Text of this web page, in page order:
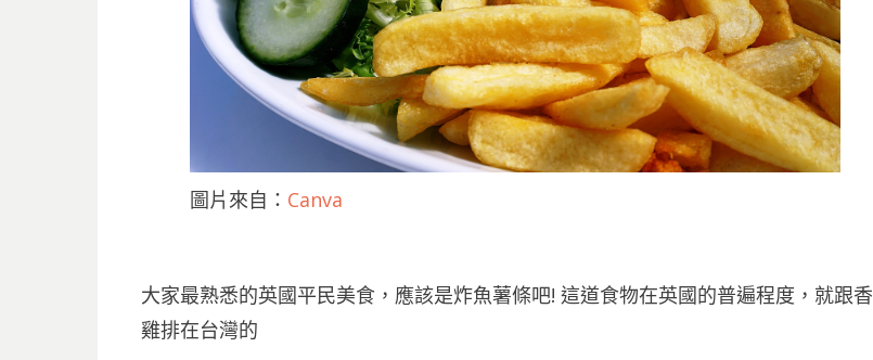
圖片來自： Canva
大家最熟悉的英國平民美食，應該是炸魚薯條吧! 這道食物在英國的普遍程度，就跟香
雞排在台灣的